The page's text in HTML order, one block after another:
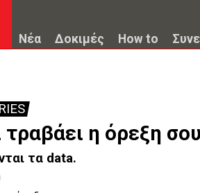
Νέα Δοκιμές How to
τραβάει η όρεξη
τα data.